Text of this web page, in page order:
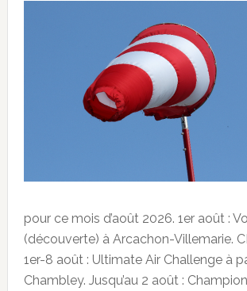
pour ce mois d’août 2026. 1er août :
(découverte) à Arcachon-Villemarie.
1er-8 août : Ultimate Air Challenge à
Chambley. Jusqu’au 2 août :